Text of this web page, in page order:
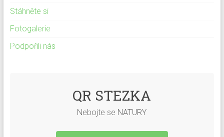
Stáhněte si
Fotogalerie
Podpořili nás
QR STEZKA
Nebojte se NATURY